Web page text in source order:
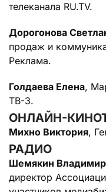
телеканала RU.TV.
Дорогонова
продаж и
Реклама.
Голдаева Елена,
ТВ-3.
ОНЛАЙН-
Михно Виктория,
РАДИО
Шемякин Владимир
директор